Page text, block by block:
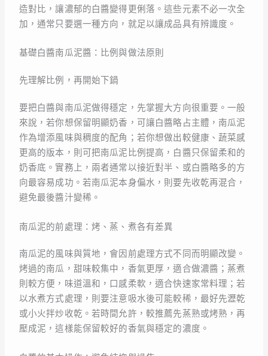
造對比，讓濃郁的白醬變得更俐落。這些元素不必一次全
加，通常只要選一種方向，就足以讓成品具有辨識度。
基礎白醬南瓜泥醬：比例與做法原則
先理解比例，再開始下鍋
要把白醬與南瓜泥做得穩定，先掌握大方向很重要。一般
來說，若你想保留明顯奶香，可讓白醬略占主體，南瓜泥
作為增添風味與稠度的配角；若你想做出較健康、蔬菜感
更高的版本，則可把南瓜泥比例提高，白醬只保留柔和的
奶香底。實務上，兩者通常以接近對半、或白醬略多的方
向最容易成功。若南瓜泥本身偏水，則要先收乾再混合，
避免最後醬汁變稀。
南瓜泥的前處理：烤、蒸、煮各有差異
南瓜泥的風味與質地，會因前處理方式不同而明顯改變。
烤過的南瓜，甜味較集中，香氣更厚，適合做濃醬；蒸煮
則較方便，味道溫和，口感柔軟，適合快速家常料理；若
以水煮方式處理，則要注意吸水後可能較稀，最好先瀝乾
或小火拌炒收乾。若時間允許，較推薦先蒸熟或烤熟，再
壓成泥，這樣能保留較好的香氣與穩定的濃度。